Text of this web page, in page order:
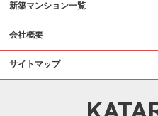
新築マンション一覧
会社概要
サイトマップ